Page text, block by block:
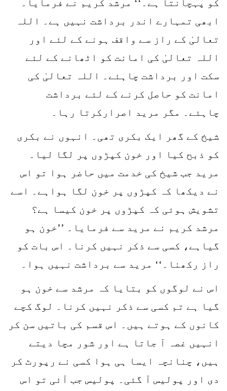
کو پہچانتا ہے۔‘‘ مرشد کریم نے فرمایا۔
ابھی تمہارے اندر برداشت نہیں ہے۔ اللہ
تعالیٰ کے راز سے واقف ہونے کے لئے اور
اللہ تعالیٰ کی امانت کو اٹھانے کے لئے
سکت اور برداشت چاہئے۔ اللہ تعالیٰ کی
امانت کو حاصل کرنے کے لئے برداشت
چاہئے۔ مگر مرید اصرارکرتا رہا۔
شیخ کے گھر ایک بکری تھی۔ انہوں نے بکری
کو ذبح کیا اور خون کپڑوں پر لگا لیا۔
مرید جب شیخ کی خدمت میں حاضر ہوا تو اس
نے دیکھا کہ کپڑوں پر خون لگا ہواہے۔ اسے
تشویش ہوئی کہ کپڑوں پر خون کیسا ہے؟
مرشد کریم نے مرید سے فرمایا۔ ’’خون ہو
گیاہے، کسی سے ذکر نہیں کرنا۔ اس بات کو
راز رکھنا۔‘‘ مرید سے برداشت نہیں ہوا۔
اس نے لوگوں کو بتایا کہ مرشد سے خون ہو
گیا ہے تم کسی سے ذکر نہیں کرنا۔ لوگ کچے
کانوں کے ہوتے ہیں۔ اس قسم کی باتیں سن کر
انہیں غصہ آ جاتا ہے اور شور مچا دیتے
ہیں، چنانچہ ایسا ہی ہوا کسی نے رپورٹ کر
دی اور پولیس آ گئی۔ پولیس جب آئی تو اس